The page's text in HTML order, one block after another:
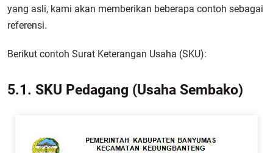
yang asli, kami akan memberikan beberapa contoh sebagai
referensi.
Berikut contoh Surat Keterangan Usaha (SKU):
5.1. SKU Pedagang (Usaha Sembako)